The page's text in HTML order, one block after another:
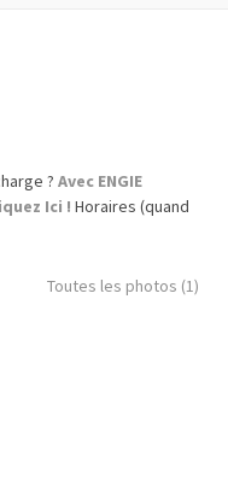
? Avec ENGIE
Ici ! Horaires (quand
Toutes les photos (1)